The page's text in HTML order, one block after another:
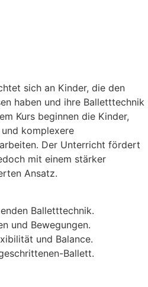
sich an Kinder, die den
haben und ihre Balletttechnik
Kurs beginnen die Kinder,
komplexere
Der Unterricht fördert
mit einem stärker
Ansatz.
Balletttechnik.
und Bewegungen.
und Balance.
Ballett.